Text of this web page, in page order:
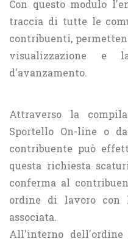
Con questo modulo
traccia di tutte le
contribuenti,
visualizzazione e
d'avanzamento.
Attraverso la
Sportello On-line o
contribuente può
questa richiesta
conferma al
ordine di lavoro con
associata.
All'interno